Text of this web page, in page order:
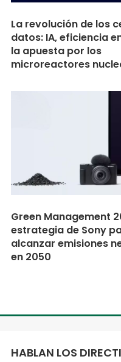
La revolución de los
datos: IA, eficiencia
la apuesta por los
microreactores
Green Management
estrategia de Sony
alcanzar emisiones
en 2050
HABLAN LOS